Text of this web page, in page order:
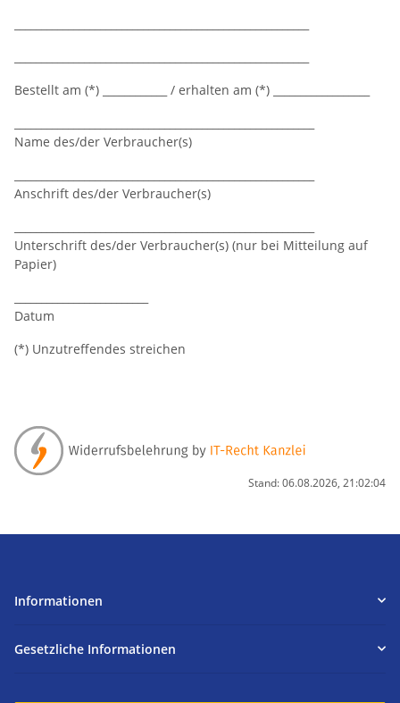
Bestellt am (*) ____________ / erhalten am (*) __________________
Name des/der Verbraucher(s)
Anschrift des/der Verbraucher(s)
Unterschrift des/der Verbraucher(s) (nur bei Mitteilung auf
Papier)
Datum
(*) Unzutreffendes streichen
Stand: 06.08.2026, 21:02:04
Informationen
Gesetzliche Informationen